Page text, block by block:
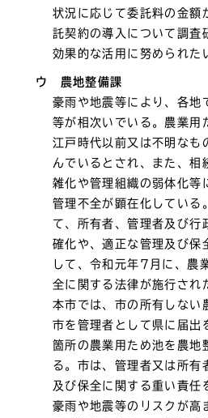
状況に応じて委託料の金額
託契約の導入について調査
効果的な活用に努められた
ウ 農地整備課
豪雨や地震等により、各地
等が相次いでいる。農業用
江戸時代以前又は不明なも
んでいるとされ、また、相
雑化や管理組織の弱体化等
管理不全が顕在化している
て、所有者、管理者及び行
確化や、適正な管理及び保
して、令和元年7月に、農
全に関する法律が施行され
本市では、市の所有しない
市を管理者として県に届
箇所の農業用ため池を農地
る。市は、管理者又は所有
及び保全に関する重い責任
豪雨や地震等のリスクが高